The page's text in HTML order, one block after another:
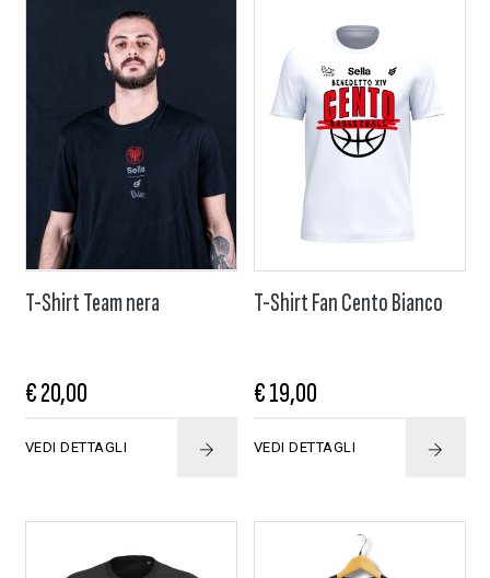
T-Shirt Team nera
€ 20,00
VEDI DETTAGLI
T-Shirt Fan Cento Bianco
€ 19,00
VEDI DETTAGLI